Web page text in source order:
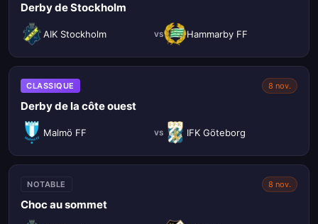
Derby de Stockholm
AIK Stockholm vs Hammarby FF
CLASSIQUE 8 nov.
Derby de la côte ouest
Malmö FF vs IFK Göteborg
NOTABLE 8 nov.
Choc au sommet